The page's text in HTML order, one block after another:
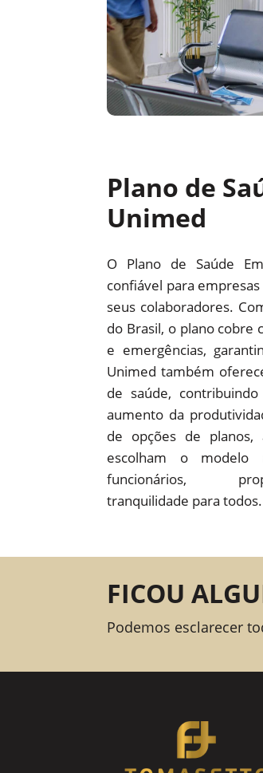
Plano de
Unimed
O Plano de Saúde
confiável para
seus colaboradores.
do Brasil, o plano cobre
e emergências,
Unimed também
de saúde,
aumento da
de opções de
escolham o
funcionários,
tranquilidade para todos.
FICOU
Podemos esclarecer